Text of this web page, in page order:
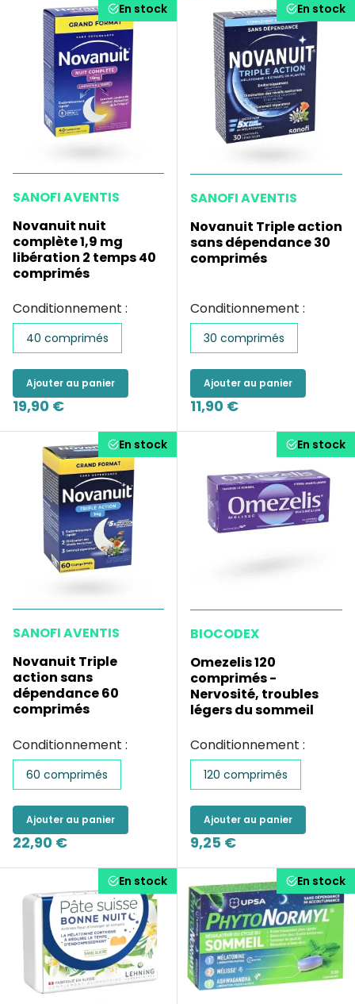
En stock
SANOFI AVENTIS
Novanuit nuit
complète 1,9 mg
libération 2 temps 40
comprimés
Conditionnement :
40 comprimés
Ajouter au panier
19,90 €
En stock
SANOFI AVENTIS
Novanuit Triple action
sans dépendance 30
comprimés
Conditionnement :
30 comprimés
Ajouter au panier
11,90 €
En stock
SANOFI AVENTIS
Novanuit Triple
action sans
dépendance 60
comprimés
Conditionnement :
60 comprimés
Ajouter au panier
22,90 €
En stock
BIOCODEX
Omezelis 120
comprimés -
Nervosité, troubles
légers du sommeil
Conditionnement :
120 comprimés
Ajouter au panier
9,25 €
En stock En stock